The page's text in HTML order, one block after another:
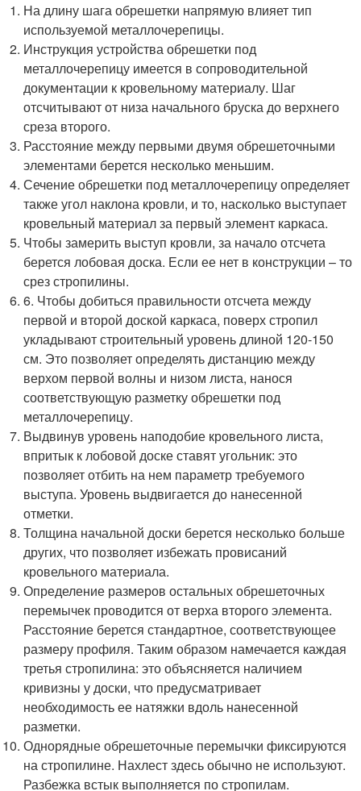
На длину шага обрешетки напрямую влияет тип
используемой металлочерепицы.
Инструкция устройства обрешетки под
металлочерепицу имеется в сопроводительной
документации к кровельному материалу. Шаг
отсчитывают от низа начального бруска до верхнего
среза второго.
Расстояние между первыми двумя обрешеточными
элементами берется несколько меньшим.
Сечение обрешетки под металлочерепицу определяет
также угол наклона кровли, и то, насколько выступает
кровельный материал за первый элемент каркаса.
Чтобы замерить выступ кровли, за начало отсчета
берется лобовая доска. Если ее нет в конструкции – то
срез стропилины.
6. Чтобы добиться правильности отсчета между
первой и второй доской каркаса, поверх стропил
укладывают строительный уровень длиной 120-150
см. Это позволяет определять дистанцию между
верхом первой волны и низом листа, нанося
соответствующую разметку обрешетки под
металлочерепицу.
Выдвинув уровень наподобие кровельного листа,
впритык к лобовой доске ставят угольник: это
позволяет отбить на нем параметр требуемого
выступа. Уровень выдвигается до нанесенной
отметки.
Толщина начальной доски берется несколько больше
других, что позволяет избежать провисаний
кровельного материала.
Определение размеров остальных обрешеточных
перемычек проводится от верха второго элемента.
Расстояние берется стандартное, соответствующее
размеру профиля. Таким образом намечается каждая
третья стропилина: это объясняется наличием
кривизны у доски, что предусматривает
необходимость ее натяжки вдоль нанесенной
разметки.
Однорядные обрешеточные перемычки фиксируются
на стропилине. Нахлест здесь обычно не используют.
Разбежка встык выполняется по стропилам.